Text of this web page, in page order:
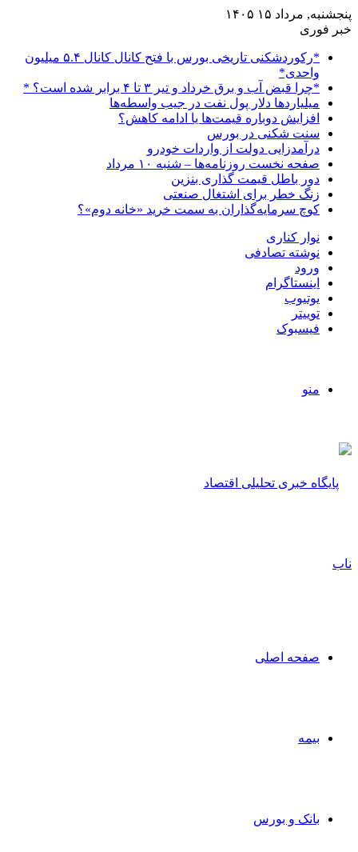
پنجشنبه, مرداد ۱۵ ۱۴۰۵
خبر فوری
*رکوردشکنی تاریخی بورس با فتح کانال کانال ۵.۴ میلیون
واحدی*
*چرا قبض آب و برق خرداد و تیر ۳ تا ۴ برابر شده است؟ *
میلیاردها دلار پول نفت در جیب واسطه‌ها
افزایش دوباره قیمت‌ها یا ادامه کاهش؟
سنت شکنی در بورس
درآمدزایی دولت از واردات خودرو
صفحه نخست روزنامه‌ها – شنبه ۱۰ مرداد
دور باطل قیمت گذاری بنزین
زنگ خطر برای اشتغال صنعتی
کوچ سرمایه‌گذاران به سمت خرید «خانه دوم»؟
نوار کناری
نوشته تصادفی
ورود
اینستاگرام
یوتیوب
توییتر
فیسبوک
منو
صفحه اصلی
بیمه
بانک و بورس